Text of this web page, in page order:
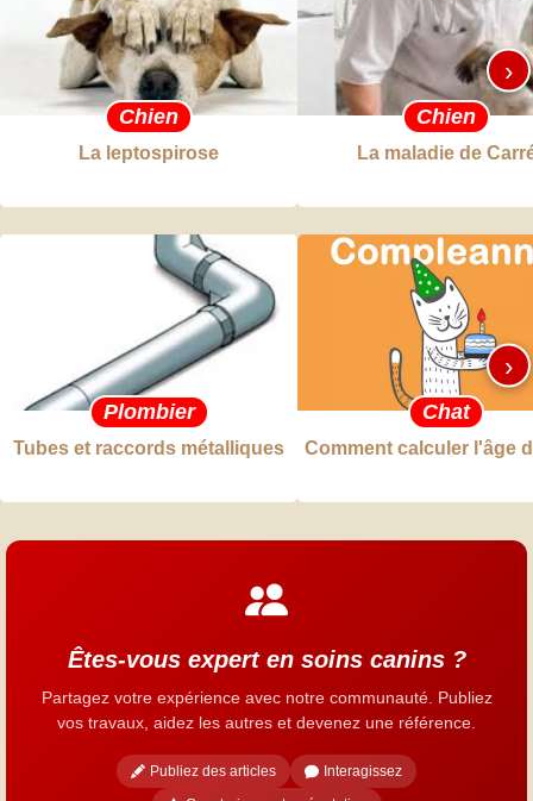
Chien
La leptospirose
Chien
La maladie de
›
Plombier
Tubes et raccords métalliques
Chat
Comment calculer l'âge
›
Êtes-vous expert en soins canins ?
Partagez votre expérience avec notre communauté. Publiez
vos travaux, aidez les autres et devenez une référence.
Publiez des articles
Interagissez